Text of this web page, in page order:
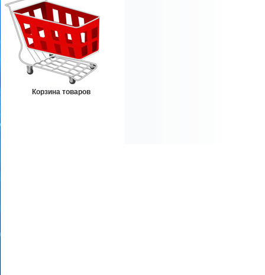
Корзина товаров